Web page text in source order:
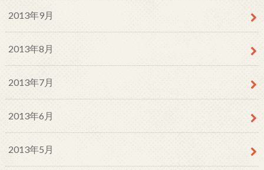
2013年9月
2013年8月
2013年7月
2013年6月
2013年5月